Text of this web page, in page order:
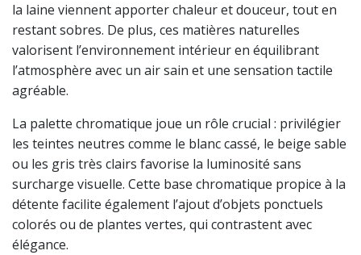
la laine viennent apporter chaleur et douceur, tout en
restant sobres. De plus, ces matières naturelles
valorisent l’environnement intérieur en équilibrant
l’atmosphère avec un air sain et une sensation tactile
agréable.
La palette chromatique joue un rôle crucial : privilégier
les teintes neutres comme le blanc cassé, le beige sable
ou les gris très clairs favorise la luminosité sans
surcharge visuelle. Cette base chromatique propice à la
détente facilite également l’ajout d’objets ponctuels
colorés ou de plantes vertes, qui contrastent avec
élégance.